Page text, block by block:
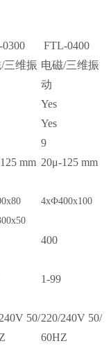
FTL-0400
三维振 电磁/三维振
动
Yes
Yes
9
mm 20μ-125 mm
4xФ400x100
400
1-99
50/220/240V 50/
60HZ